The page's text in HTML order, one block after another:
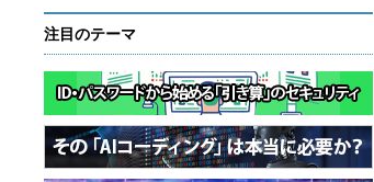
注目のテーマ